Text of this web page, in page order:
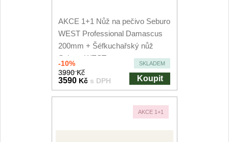
AKCE 1+1 Nůž na pečivo Seburo
WEST Professional Damascus
200mm + Šéfkuchařský nůž
Seburo WEST...
-10% SKLADEM
3990 Kč
3590 Kč s DPH Koupit
AKCE 1+1